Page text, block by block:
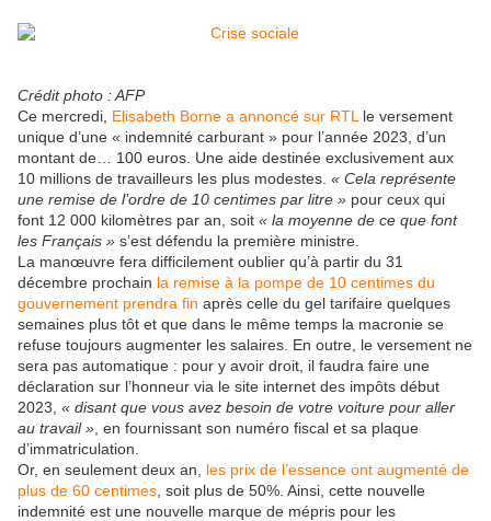
Crédit photo : AFP
Ce mercredi, Elisabeth Borne a annoncé sur RTL le versement
unique d’une « indemnité carburant » pour l’année 2023, d’un
montant de… 100 euros. Une aide destinée exclusivement aux
10 millions de travailleurs les plus modestes. « Cela représente
une remise de l’ordre de 10 centimes par litre » pour ceux qui
font 12 000 kilomètres par an, soit « la moyenne de ce que font
les Français » s’est défendu la première ministre.
La manœuvre fera difficilement oublier qu’à partir du 31
décembre prochain la remise à la pompe de 10 centimes du
gouvernement prendra fin après celle du gel tarifaire quelques
semaines plus tôt et que dans le même temps la macronie se
refuse toujours augmenter les salaires. En outre, le versement ne
sera pas automatique : pour y avoir droit, il faudra faire une
déclaration sur l’honneur via le site internet des impôts début
2023, « disant que vous avez besoin de votre voiture pour aller
au travail » , en fournissant son numéro fiscal et sa plaque
d’immatriculation.
Or, en seulement deux an, les prix de l’essence ont augmenté de
plus de 60 centimes , soit plus de 50%. Ainsi, cette nouvelle
indemnité est une nouvelle marque de mépris pour les